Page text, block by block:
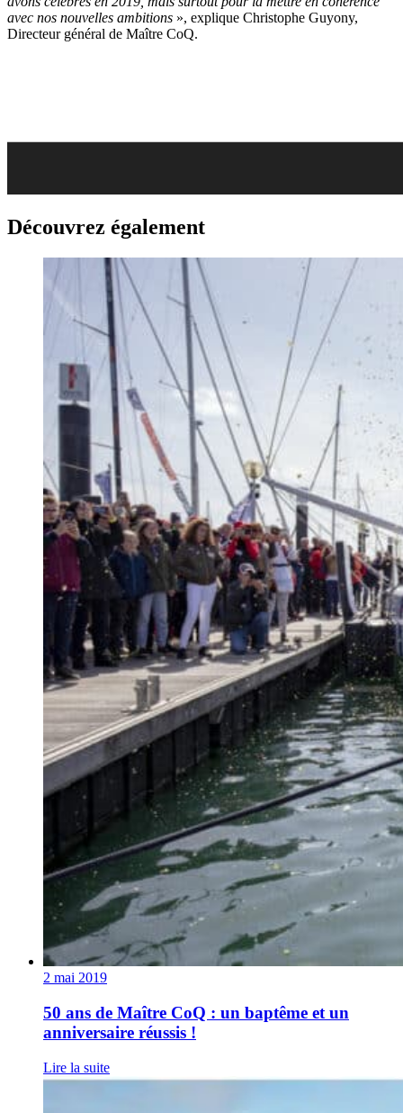
avec nos nouvelles ambitions », explique Christophe Guyony,
Directeur général de Maître CoQ.
Découvrez également
2 mai 2019
50 ans de Maître CoQ : un baptême et un
anniversaire réussis !
Lire la suite